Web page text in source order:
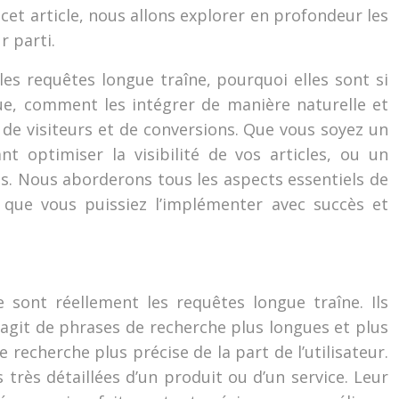
article, nous allons explorer en profondeur les
parti.
requêtes longue traîne, pourquoi elles sont si
comment les intégrer de manière naturelle et
visiteurs et de conversions. Que vous soyez un
optimiser la visibilité de vos articles, ou un
aborderons tous les aspects essentiels de
vous puissiez l’implémenter avec succès et
réellement les requêtes longue traîne. Ils
de phrases de recherche plus longues et plus
plus précise de la part de l’utilisateur.
détaillées d’un produit ou d’un service. Leur